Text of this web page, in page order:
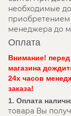
необходимые
приобретением
менеджера до
Оплата
Внимание! перед
магазина
24х часов
заказа!
1. Оплата
товара Вы